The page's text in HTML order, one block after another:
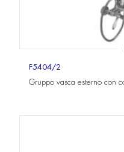
F5404/2
Gruppo vasca esterno con